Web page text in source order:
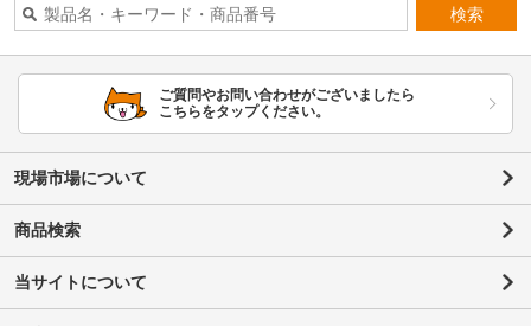
検索
ご質問やお問い合わせがございましたら
こちらをタップください。
現場市場について
商品検索
当サイトについて